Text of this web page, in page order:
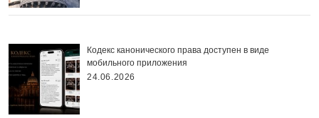
Кодекс канонического права доступен в виде
мобильного приложения
24.06.2026